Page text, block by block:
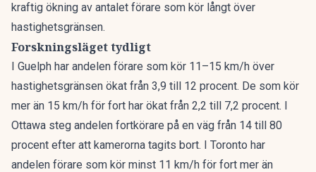
kraftig ökning av antalet förare som kör långt över
hastighetsgränsen.
Forskningsläget tydligt
I Guelph har andelen förare som kör 11–15 km/h över
hastighetsgränsen ökat från 3,9 till 12 procent. De som kör
mer än 15 km/h för fort har ökat från 2,2 till 7,2 procent. I
Ottawa steg andelen fortkörare på en väg från 14 till 80
procent efter att kamerorna tagits bort. I Toronto har
andelen förare som kör minst 11 km/h för fort mer än